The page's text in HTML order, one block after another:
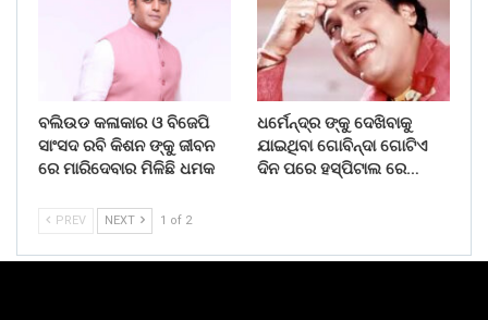
ବଲିଉଡ କଳାକାର ଓ ବିଜେପି
ସାଂସଦ ରବି କିଶନ ଙ୍କୁ ଜୀବନ
ରେ ମାରିଦେବାର ମିଳିଛି ଧମକ
ଧର୍ମେନ୍ଦ୍ର ଙ୍କୁ ଦେଖିବାକୁ
ଯାଇଥିବା ଗୋବିନ୍ଦା ଗୋଟିଏ
ଦିନ ପରେ ହସ୍ପିଟାଲ ରେ…
PREV NEXT 1 of 2